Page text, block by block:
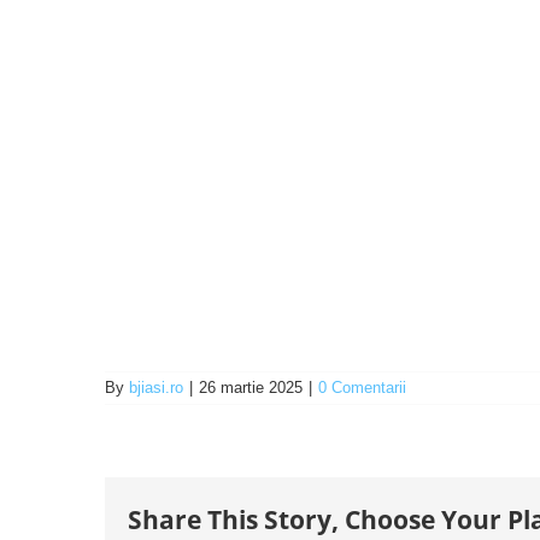
By bjiasi.ro 26 martie 2025 0 Comentarii
Share This Story, Choose Your